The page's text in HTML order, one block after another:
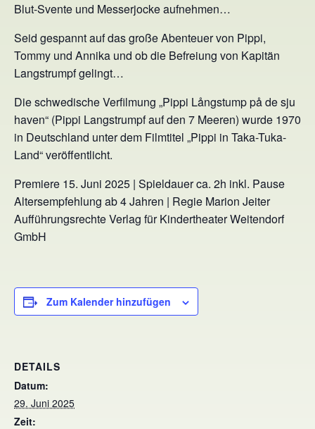
Blut-Svente und Messerjocke aufnehmen…
Seid gespannt auf das große Abenteuer von Pippi,
Tommy und Annika und ob die Befreiung von Kapitän
Langstrumpf gelingt…
Die schwedische Verfilmung „Pippi Långstump på de sju
haven“ (Pippi Langstrumpf auf den 7 Meeren) wurde 1970
in Deutschland unter dem Filmtitel „Pippi in Taka-Tuka-
Land“ veröffentlicht.
Premiere 15. Juni 2025 | Spieldauer ca. 2h inkl. Pause
Altersempfehlung ab 4 Jahren | Regie Marion Jeiter
Aufführungsrechte Verlag für Kindertheater Weitendorf
GmbH
Zum Kalender hinzufügen
DETAILS
Datum:
29. Juni 2025
Zeit: